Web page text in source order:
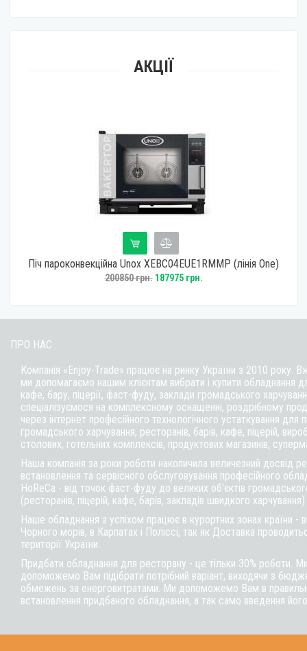
АКЦІЇ
(лінія One)
Занурювальний блендер професійний Dynamic
(MX100)
15141 грн.
ПРО НАС
Компанія «Enjoy-Trade» працює на ринку України з 2010 року.
ми допомагаємо нашим клієнтам вибрати і купити обладнання
кафе, бару, піцерії, фаст-фуду, заклади громадського
спеціалізуємося на комплексному оснащенні, роздрібному
через інтернет професійного технологічного устаткування для
громадського харчування, ресторанів, барів, кафе, піцерій,
столових, готельних комплексів, продуктових магазинів,
Наша компанія за роки роботи накопичила величезний досвід
встановлення та сервісного обслуговування професійного
HoReCa - від точок фаст-фуду до великих об'єктів
(ресторанів, піцерій, кафе, барів, закладів швидкого харчування)
Наше обладнання з успіхом працює в курортних зонах країни -
Чорного морів, в Карпатах і Поліссі, так як Доставка
території України.
Придбати обладнання для ресторану - це тільки 30% роботи.
допоможемо Вам підібрати потрібний варіант, виходячи з
обмежень за енерговитратами. Ми допоможемо Вам в
встановлення придбаного обладнання, а так само введення